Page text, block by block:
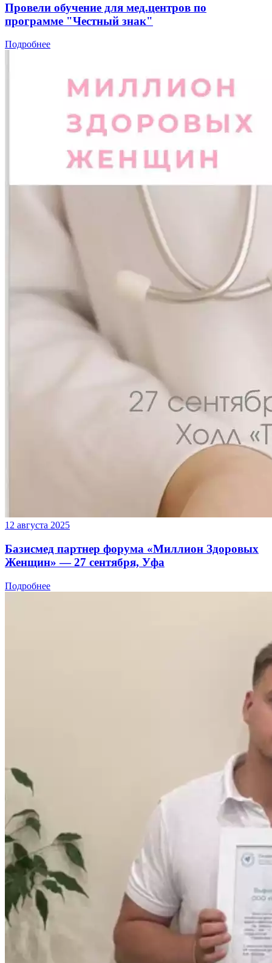
Провели обучение для мед.центров по
программе "Честный знак"
Подробнее
12 августа 2025
Базисмед партнер форума «Миллион Здоровых
Женщин» — 27 сентября, Уфа
Подробнее